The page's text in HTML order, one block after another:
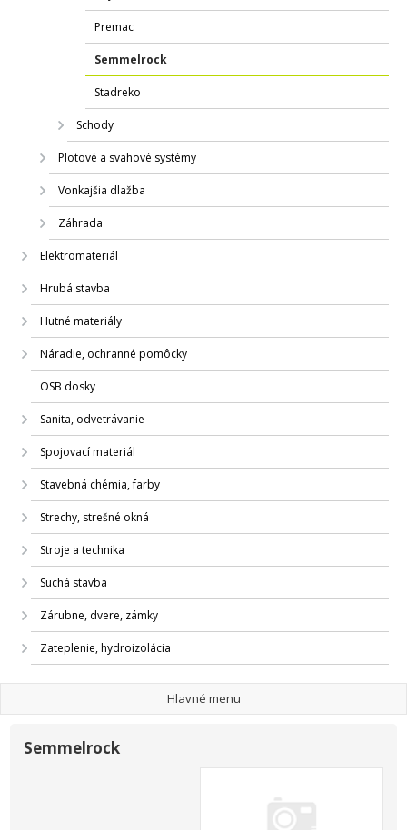
Premac
Semmelrock
Stadreko
Schody
Plotové a svahové systémy
Vonkajšia dlažba
Záhrada
Elektromateriál
Hrubá stavba
Hutné materiály
Náradie, ochranné pomôcky
OSB dosky
Sanita, odvetrávanie
Spojovací materiál
Stavebná chémia, farby
Strechy, strešné okná
Stroje a technika
Suchá stavba
Zárubne, dvere, zámky
Zateplenie, hydroizolácia
Hlavné menu
Semmelrock